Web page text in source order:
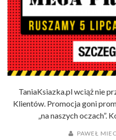
TaniaKsiazka.pl wciąż nie
Klientów. Promocja goni
„na naszych oczach”.
PAWEŁ